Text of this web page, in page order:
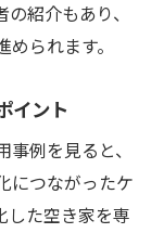
紹介もあり、
られます。
イント
例を見ると、
につながったケ
した空き家を専